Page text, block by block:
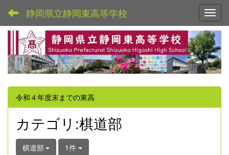
静岡県立静岡東高等学校
令和４年度末までの東高
カテゴリ:棋道部
棋道部 1件